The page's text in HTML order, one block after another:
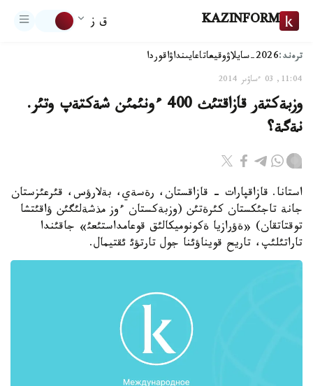
KAZINFORM ق ز
ترەند:2026-سايلاۋ وقيعاتاعايىنداۋاقوردا
11:04, 03 ءساۋىر 2014
وزبةكتةر قازاقتئث 400 ءونئمئن شةكتةپ وتئر.
نةگة؟
استانا. قازاقپارات - قازاقستان، رةسةي، بةلارؤس، قئرعئزستان
جانة تاجئكستان كئرةتئن (وزبةكستان ءوز مذشةلئگئن ؤاقئتشا
توقتاتقان) «ةؤرازيا ةكونوميكالئق قوعامداستئعئ» جاقئندا
تاراتئلئپ، تاريح قويناؤئنا جول تارتؤئ ئقتيمال.